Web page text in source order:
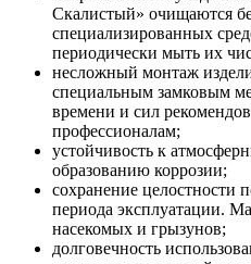
Скалистый» очищаются
специализированных
периодически мыть их
несложный монтаж
специальным замковым
времени и сил
профессионалам;
устойчивость к
образованию коррозии;
сохранение целостности
периода эксплуатации.
насекомых и грызунов;
долговечность